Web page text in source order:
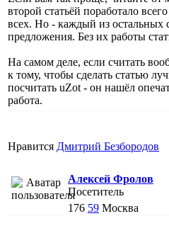
второй статьёй поработало
всех. Но - каждый из остальных
предложения. Без их работы
На самом деле, если считать
к тому, чтобы сделать статью
посчитать uZot - он нашёл
работа.
Нравится Дмитрий Безбородов
Алексей Фролов
Посетитель
176 59 Москва